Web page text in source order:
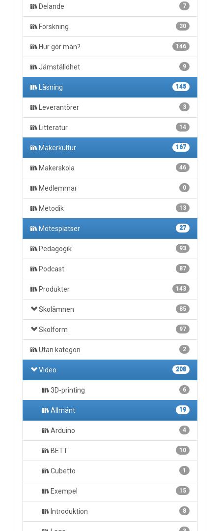
7
Delande
30
Forskning
146
Hur gör man?
9
Jämställdhet
145
Läsning
3
Leverantörer
14
Litteratur
167
Makerkultur
46
Makerskola
0
Medlemmar
13
Metodik
27
Mötesplatser
93
Pedagogik
87
Podcast
143
Produkter
85
Skolämnen
97
Skolform
2
Utan kategori
208
Video
6
3D-printing
19
Allmänt
4
Arduino
10
BETT
1
Cubetto
15
Exempel
8
Introduktion